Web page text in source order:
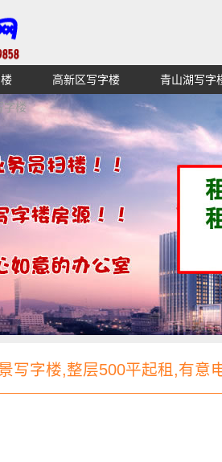
字楼出租租赁招租出售,找高端高
高新区写字楼 青山湖写字
字楼
写字楼,整层500平起租,有意